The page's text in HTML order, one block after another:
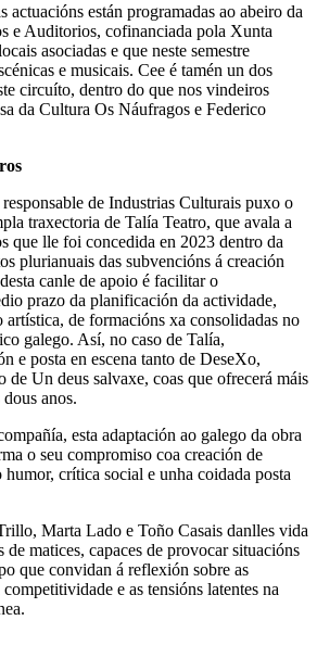
actuacións están programadas ao abeiro da
e Auditorios, cofinanciada pola Xunta
asociadas e que neste semestre
e musicais. Cee é tamén un dos
circuíto, dentro do que nos vindeiros
da Cultura Os Náufragos e Federico
de Industrias Culturais puxo o
traxectoria de Talía Teatro, que avala a
que lle foi concedida en 2023 dentro da
plurianuais das subvencións á creación
canle de apoio é facilitar o
prazo da planificación da actividade,
artística, de formacións xa consolidadas no
galego. Así, no caso de Talía,
e posta en escena tanto de DeseXo,
de Un deus salvaxe, coas que ofrecerá máis
anos.
esta adaptación ao galego da obra
o seu compromiso coa creación de
crítica social e unha coidada posta
Marta Lado e Toño Casais danlles vida
de matices, capaces de provocar situacións
que convidan á reflexión sobre as
e as tensións latentes na